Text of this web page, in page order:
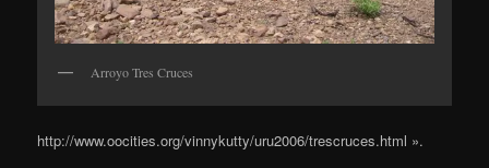
Arroyo Tres Cruces
http://www.oocities.org/vinnykutty/uru2006/trescruces.html ».